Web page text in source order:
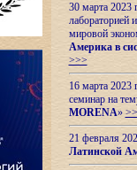
30 марта 2023
лабораторией
мировой
Америка в
>>>
16 марта 2023
семинар на
MORENA»
21 февраля
Латинской